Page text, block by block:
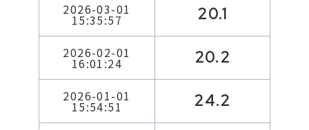
2026-03-01
15:35:57 20.1
2026-02-01
16:01:24 20.2
2026-01-01
15:54:51 24.2